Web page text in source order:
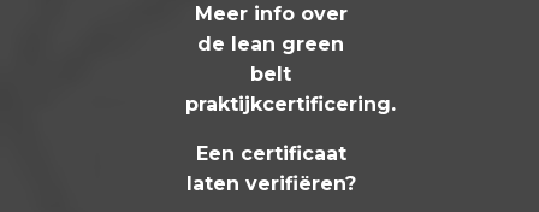
Meer info over
de lean green
belt
praktijkcertificering.
Een certificaat
laten verifiëren?